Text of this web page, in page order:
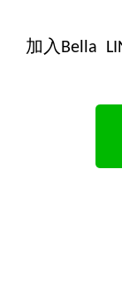
加入Bella